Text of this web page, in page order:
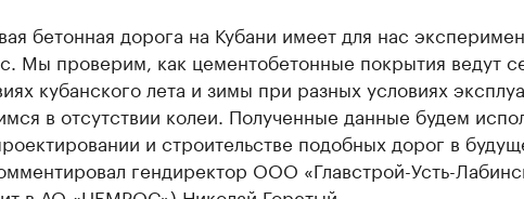
бетонная дорога на Кубани имеет для нас
Мы проверим, как цементобетонные покрытия ведут
кубанского лета и зимы при разных условиях
в отсутствии колеи. Полученные данные будем
и строительстве подобных дорог в
гендиректор ООО «Главстрой-Усть-